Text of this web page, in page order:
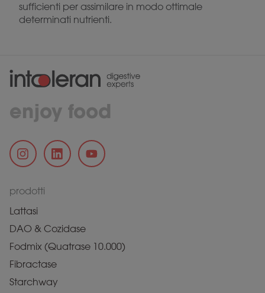
sufficienti per assimilare in modo ottimale
determinati nutrienti.
enjoy food
prodotti
Lattasi
DAO & Cozidase
Fodmix (Quatrase 10.000)
Fibractase
Starchway